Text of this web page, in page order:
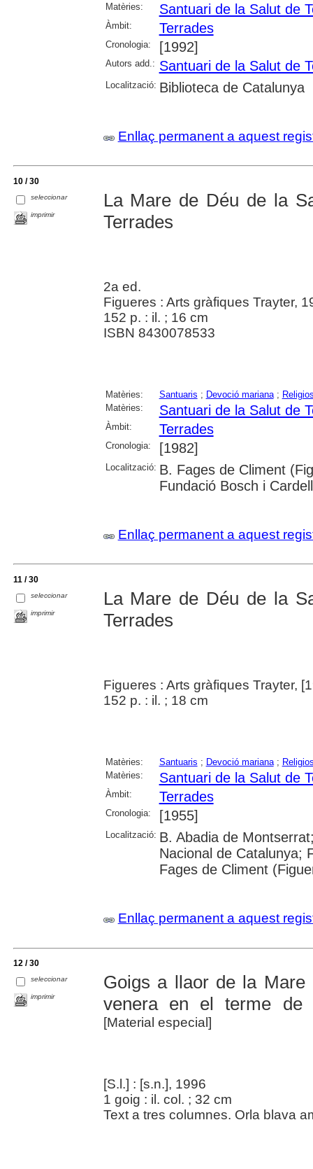
Matèries:
Santuari de la Salut de
Àmbit: Terrades
Cronologia: [1992]
Autors add.: Santuari de la Salut de
Localització: Biblioteca de Catalunya
Enllaç permanent a aquest
10 / 30
seleccionar
imprimir
La Mare de Déu de la
Terrades
2a ed.
Figueres : Arts gràfiques Trayter,
152 p. : il. ; 16 cm
ISBN 8430078533
Matèries: Santuaris ; Devoció mariana;
Matèries:
Santuari de la Salut de
Àmbit: Terrades
Cronologia: [1982]
Localització: B. Fages de Climent
Fundació Bosch i
Enllaç permanent a aquest
11 / 30
seleccionar
imprimir
La Mare de Déu de la
Terrades
Figueres : Arts gràfiques Trayter,
152 p. : il. ; 18 cm
Matèries: Santuaris ; Devoció mariana;
Matèries:
Santuari de la Salut de
Àmbit: Terrades
Cronologia: [1955]
Localització: B. Abadia de
Nacional de Catalunya;
Fages de Climent
Enllaç permanent a aquest
12 / 30
seleccionar
imprimir
Goigs a llaor de la
venera en el terme de
[Material especial]
[S.l.] : [s.n.], 1996
1 goig : il. col. ; 32 cm
Text a tres columnes. Orla blava